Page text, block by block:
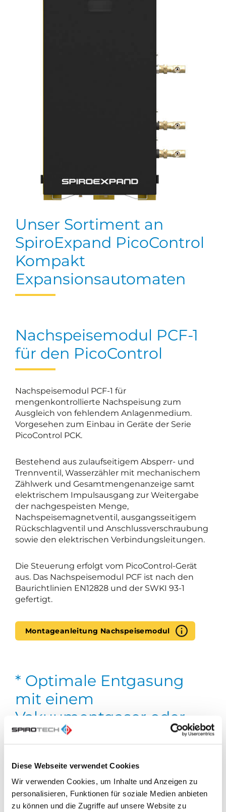
Diese Webseite verwendet Cookies
Wir verwenden Cookies, um Inhalte und Anzeigen zu
personalisieren, Funktionen für soziale Medien anbieten
zu können und die Zugriffe auf unsere Website zu
Unser Sortiment an
SpiroExpand PicoControl
Kompakt
Expansionsautomaten
Nachspeisemodul PCF-1
für den PicoControl
Nachspeisemodul PCF-1 für
mengenkontrollierte Nachspeisung zum
Ausgleich von fehlendem Anlagenmedium.
Vorgesehen zum Einbau in Geräte der Serie
PicoControl PCK.
Bestehend aus zulaufseitigem Absperr- und
Trennventil, Wasserzähler mit mechanischem
Zählwerk und Gesamtmengenanzeige samt
elektrischem Impulsausgang zur Weitergabe
der nachgespeisten Menge,
Nachspeisemagnetventil, ausgangsseitigem
Rückschlagventil und Anschlussverschraubung
sowie den elektrischen Verbindungsleitungen.
Die Steuerung erfolgt vom PicoControl-Gerät
aus. Das Nachspeisemodul PCF ist nach den
Baurichtlinien EN12828 und der SWKI 93-1
gefertigt.
Montageanleitung Nachspeisemodul
* Optimale Entgasung
mit einem
Vakuumentgaser oder
Luftabscheider
VDI4708 und VDI2035 empfiehlt Spirotech die
Verwendung eines separaten Vakuumentgasers
oder Mikroblasen-Luftabscheider, um eine